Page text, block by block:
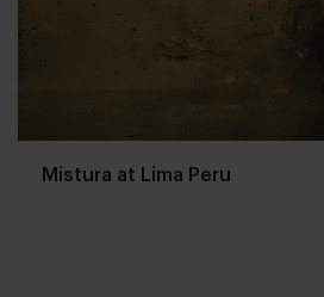
Mistura at Lima Peru